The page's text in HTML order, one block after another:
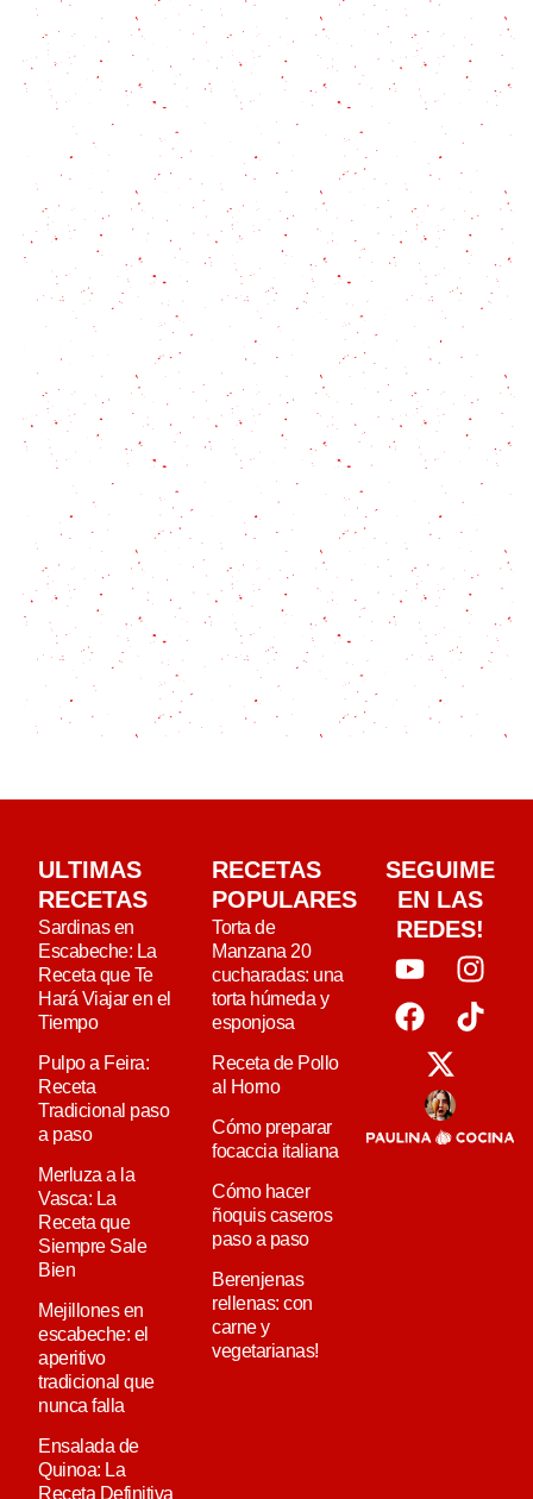
Posta Cartagenera: diez consejos y una receta de
carne con salsa para lucirse con ganas
Receta de Bistec Ranchero en salsa: la tradición
mexicana en tu mesa
Receta de milanesas ¡sin pan rallado! (aptas
celíacos)
Hígado Encebollado: La Receta Tradicional que
Nunca Falla en solo 4 pasos!
ULTIMAS
RECETAS
Sardinas en
Escabeche: La
Receta que Te
Hará Viajar en el
Tiempo
Pulpo a Feira:
Receta
Tradicional paso
a paso
Merluza a la
Vasca: La
Receta que
Siempre Sale
Bien
Mejillones en
escabeche: el
aperitivo
tradicional que
nunca falla
Ensalada de
Quinoa: La
Receta Definitiva
RECETAS
POPULARES
Torta de
Manzana 20
cucharadas: una
torta húmeda y
esponjosa
Receta de Pollo
al Horno
Cómo preparar
focaccia italiana
Cómo hacer
ñoquis caseros
paso a paso
Berenjenas
rellenas: con
carne y
vegetarianas!
SEGUIME
EN LAS
REDES!